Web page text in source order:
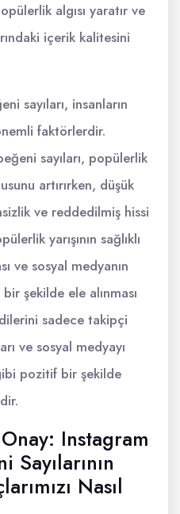
algısı yaratır ve
içerik kalitesini
sayıları, insanların
faktörlerdir.
sayıları, popülerlik
artırırken, düşük
ve reddedilmiş hissi
yarışının sağlıklı
ve sosyal medyanın
şekilde ele alınması
sadece takipçi
ve sosyal medyayı
pozitif bir şekilde
Instagram
Sayılarının
Nasıl